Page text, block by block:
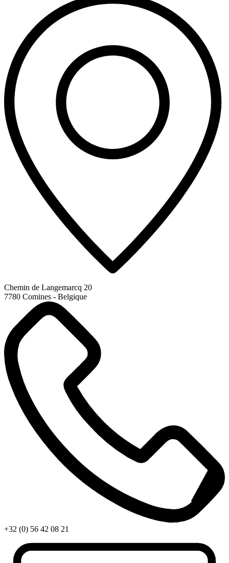
Chemin de Langemarcq 20
7780 Comines - Belgique
+32 (0) 56 42 08 21